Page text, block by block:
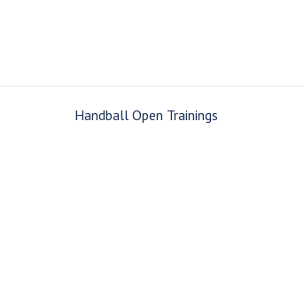
Handball Open Trainings